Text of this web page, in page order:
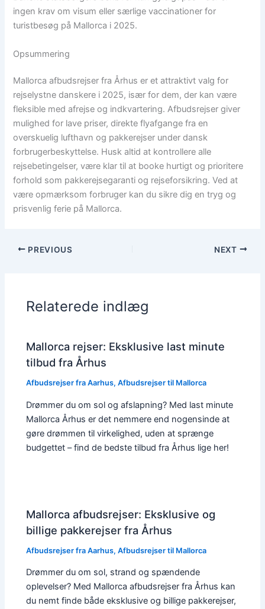
ingen krav om visum eller særlige vaccinationer for
turistbesøg på Mallorca i 2025.
Opsummering
Mallorca afbudsrejser fra Århus er et attraktivt valg for
rejselystne danskere i 2025, især for dem, der kan være
fleksible med afrejse og indkvartering. Afbudsrejser giver
mulighed for lave priser, direkte flyafgange fra en
overskuelig lufthavn og pakkerejser under dansk
forbrugerbeskyttelse. Husk altid at kontrollere alle
rejsebetingelser, være klar til at booke hurtigt og prioritere
forhold som pakkerejsegaranti og rejseforsikring. Ved at
være opmærksom forbruger kan du sikre dig en tryg og
prisvenlig ferie på Mallorca.
PREVIOUS NEXT
Relaterede indlæg
Mallorca rejser: Eksklusive last minute
tilbud fra Århus
Afbudsrejser fra Aarhus,Afbudsrejser til Mallorca
Drømmer du om sol og afslapning? Med last minute
Mallorca Århus er det nemmere end nogensinde at
gøre drømmen til virkelighed, uden at sprænge
budgettet – find de bedste tilbud fra Århus lige her!
Mallorca afbudsrejser: Eksklusive og
billige pakkerejser fra Århus
Afbudsrejser fra Aarhus,Afbudsrejser til Mallorca
Drømmer du om sol, strand og spændende
oplevelser? Med Mallorca afbudsrejser fra Århus kan
du nemt finde både eksklusive og billige pakkerejser,